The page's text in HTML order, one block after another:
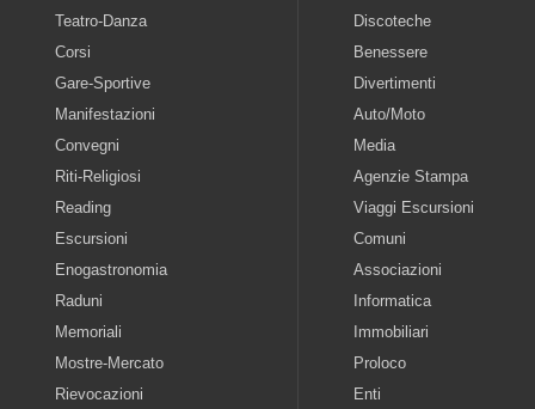
Teatro-Danza
Corsi
Gare-Sportive
Manifestazioni
Convegni
Riti-Religiosi
Reading
Escursioni
Enogastronomia
Raduni
Memoriali
Mostre-Mercato
Rievocazioni
Discoteche
Benessere
Divertimenti
Auto/Moto
Media
Agenzie Stampa
Viaggi Escursioni
Comuni
Associazioni
Informatica
Immobiliari
Proloco
Enti